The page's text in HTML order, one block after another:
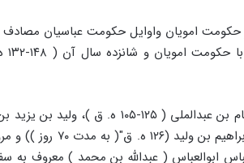
که
ق )، یزید بن ولید بن عبدالملی (